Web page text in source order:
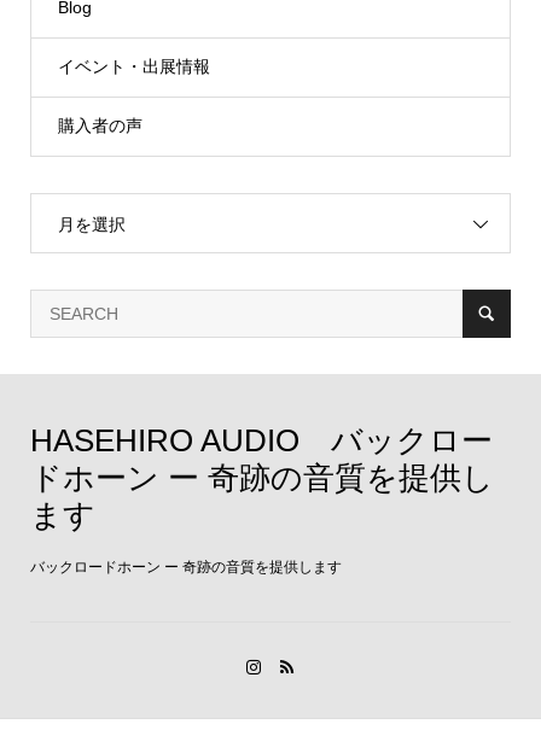
Blog
イベント・出展情報
購入者の声
月を選択
HASEHIRO AUDIO バックロー
ドホーン ー 奇跡の音質を提供し
ます
バックロードホーン ー 奇跡の音質を提供します